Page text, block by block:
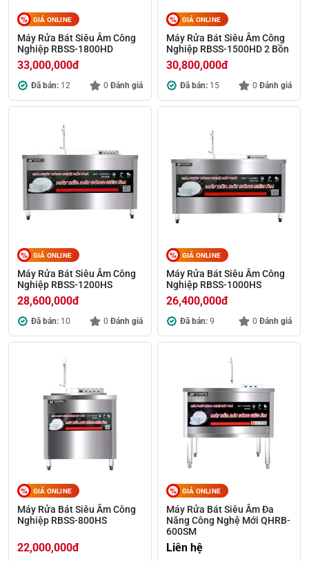
GIÁ ONLINE
Máy Rửa Bát Siêu Âm Công
Nghiệp RBSS-1800HD
33,000,000đ
Đã bán: 12 0 Đánh giá
GIÁ ONLINE
Máy Rửa Bát Siêu Âm Công
Nghiệp RBSS-1500HD 2 Bồn
30,800,000đ
Đã bán: 15 0 Đánh giá
GIÁ ONLINE
Máy Rửa Bát Siêu Âm Công
Nghiệp RBSS-1200HS
28,600,000đ
Đã bán: 10 0 Đánh giá
GIÁ ONLINE
Máy Rửa Bát Siêu Âm Công
Nghiệp RBSS-1000HS
26,400,000đ
Đã bán: 9 0 Đánh giá
GIÁ ONLINE
Máy Rửa Bát Siêu Âm Công
Nghiệp RBSS-800HS
22,000,000đ
GIÁ ONLINE
Máy Rửa Bát Siêu Âm Đa
Năng Công Nghệ Mới QHRB-
600SM
Liên hệ